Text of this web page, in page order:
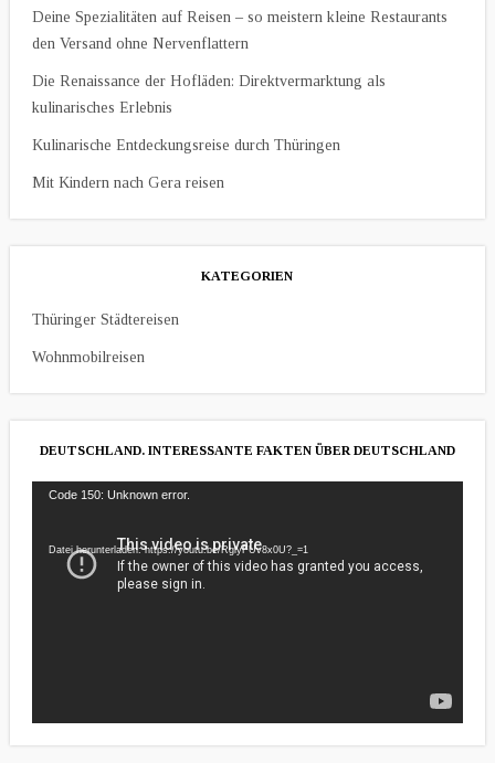
Deine Spezialitäten auf Reisen – so meistern kleine Restaurants
den Versand ohne Nervenflattern
Die Renaissance der Hofläden: Direktvermarktung als
kulinarisches Erlebnis
Kulinarische Entdeckungsreise durch Thüringen
Mit Kindern nach Gera reisen
KATEGORIEN
Thüringer Städtereisen
Wohnmobilreisen
DEUTSCHLAND. INTERESSANTE FAKTEN ÜBER DEUTSCHLAND
Video-
Code 150: Unknown error.
Datei herunterladen: https://youtu.be/RglyFUv8x0U?_=1